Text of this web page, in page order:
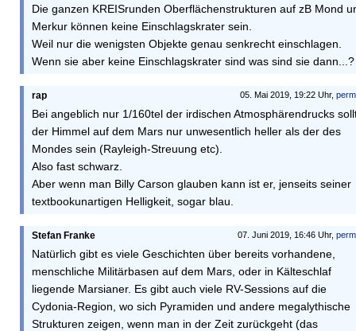
Die ganzen KREISrunden Oberflächenstrukturen auf zB Mond
Merkur können keine Einschlagskrater sein.
Weil nur die wenigsten Objekte genau senkrecht einschlagen.
Wenn sie aber keine Einschlagskrater sind was sind sie dann...?
05. Mai 2019, 19:22 Uhr,
rap
Bei angeblich nur 1/160tel der irdischen Atmosphärendrucks
der Himmel auf dem Mars nur unwesentlich heller als der des
Mondes sein (Rayleigh-Streuung etc).
Also fast schwarz.
Aber wenn man Billy Carson glauben kann ist er, jenseits seiner
textbookunartigen Helligkeit, sogar blau.
07. Juni 2019, 16:46 Uhr,
Stefan Franke
Natürlich gibt es viele Geschichten über bereits vorhandene,
menschliche Militärbasen auf dem Mars, oder in Kälteschlaf
liegende Marsianer. Es gibt auch viele RV-Sessions auf die
Cydonia-Region, wo sich Pyramiden und andere megalythische
Strukturen zeigen, wenn man in der Zeit zurückgeht (das